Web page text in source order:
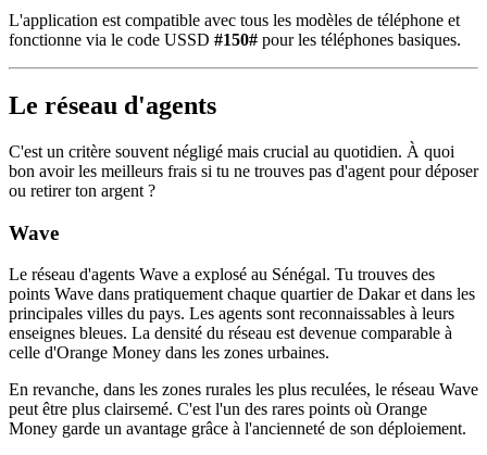
L'application est compatible avec tous les modèles de téléphone et
fonctionne via le code USSD #150# pour les téléphones basiques.
Le réseau d'agents
C'est un critère souvent négligé mais crucial au quotidien. À quoi
bon avoir les meilleurs frais si tu ne trouves pas d'agent pour déposer
ou retirer ton argent ?
Wave
Le réseau d'agents Wave a explosé au Sénégal. Tu trouves des
points Wave dans pratiquement chaque quartier de Dakar et dans les
principales villes du pays. Les agents sont reconnaissables à leurs
enseignes bleues. La densité du réseau est devenue comparable à
celle d'Orange Money dans les zones urbaines.
En revanche, dans les zones rurales les plus reculées, le réseau Wave
peut être plus clairsemé. C'est l'un des rares points où Orange
Money garde un avantage grâce à l'ancienneté de son déploiement.